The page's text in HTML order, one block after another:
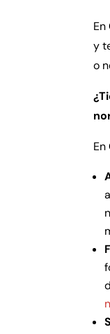
En
y
o
En